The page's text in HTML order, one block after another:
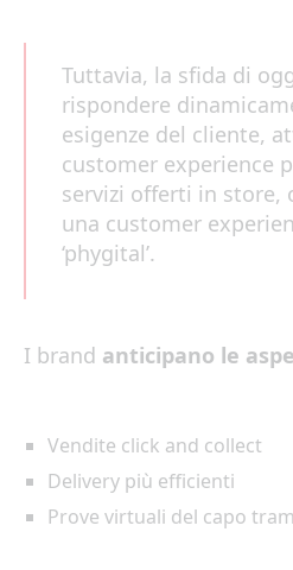
Tuttavia, la sfida di
rispondere
esigenze del cliente,
customer experience
servizi offerti in store,
una customer
‘phygital’.
I brand anticipano le
Vendite click and collect
Delivery più efficienti
Prove virtuali del capo